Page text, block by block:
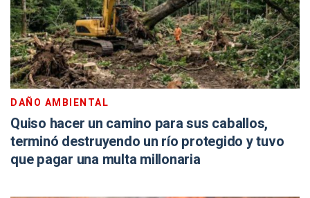
DAÑO AMBIENTAL
Quiso hacer un camino para sus caballos,
terminó destruyendo un río protegido y tuvo
que pagar una multa millonaria